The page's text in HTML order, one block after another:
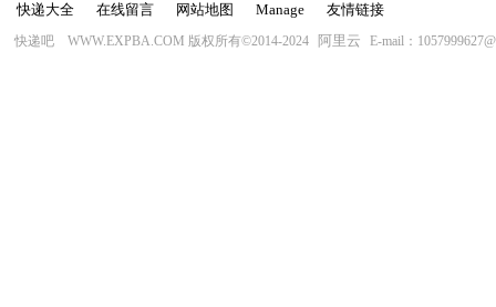
快递大全 在线留言 网站地图 Manage 友情链接
快递吧 WWW.EXPBA.COM 版权所有©2014-2024 阿里云 E-mail：